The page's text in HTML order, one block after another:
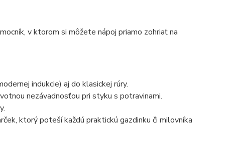
v ktorom si môžete nápoj priamo zohriať na
indukcie) aj do klasickej rúry.
nezávadnosťou pri styku s potravinami.
ktorý poteší každú praktickú gazdinku či milovníka